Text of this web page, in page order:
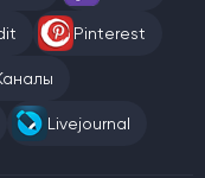
Pinterest
Livejournal